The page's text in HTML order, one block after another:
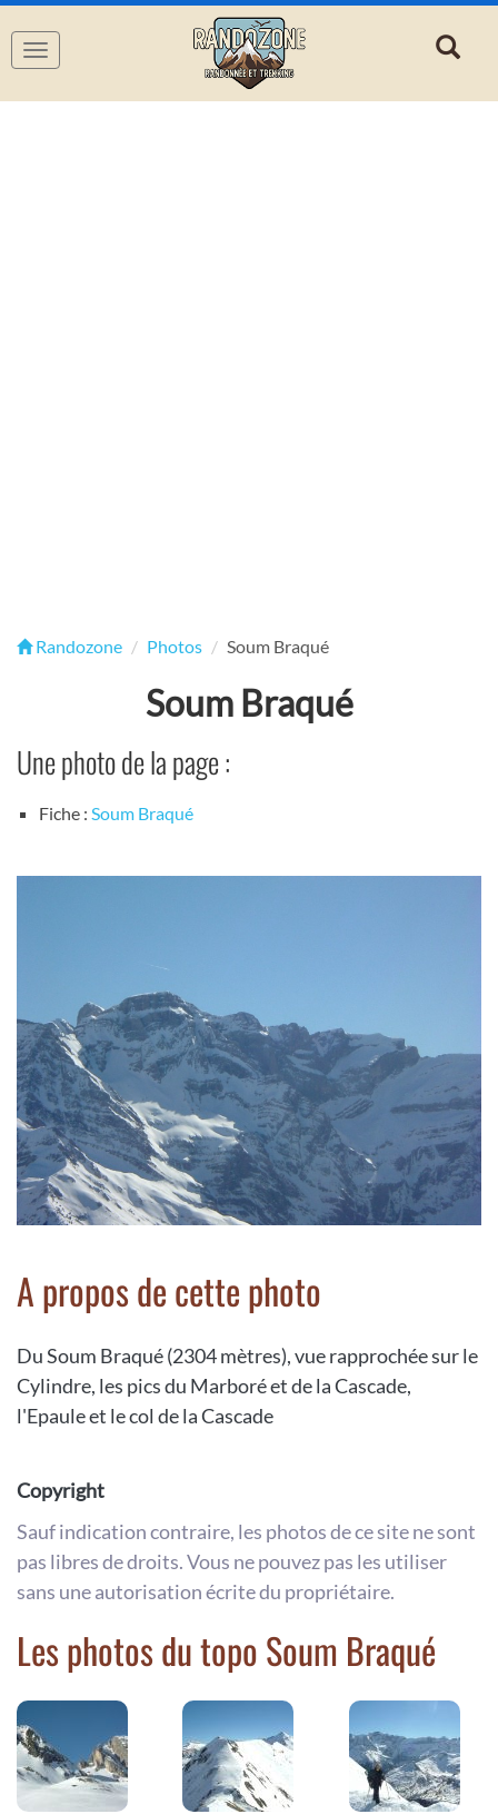
Navigation
Randozone Photos Soum Braqué
Soum Braqué
Une photo de la page :
Fiche : Soum Braqué
A propos de cette photo
Du Soum Braqué (2304 mètres), vue rapprochée sur le
Cylindre, les pics du Marboré et de la Cascade,
l'Epaule et le col de la Cascade
Copyright
Sauf indication contraire, les photos de ce site ne sont
pas libres de droits. Vous ne pouvez pas les utiliser
sans une autorisation écrite du propriétaire.
Les photos du topo Soum Braqué